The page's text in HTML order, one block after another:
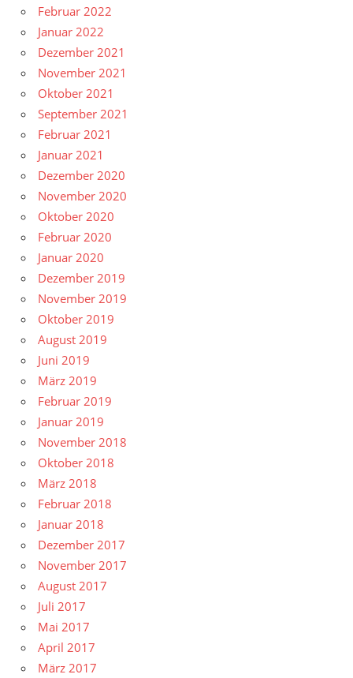
Februar 2022
Januar 2022
Dezember 2021
November 2021
Oktober 2021
September 2021
Februar 2021
Januar 2021
Dezember 2020
November 2020
Oktober 2020
Februar 2020
Januar 2020
Dezember 2019
November 2019
Oktober 2019
August 2019
Juni 2019
März 2019
Februar 2019
Januar 2019
November 2018
Oktober 2018
März 2018
Februar 2018
Januar 2018
Dezember 2017
November 2017
August 2017
Juli 2017
Mai 2017
April 2017
März 2017